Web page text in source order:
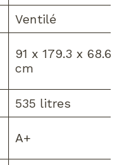
Ventilé
91 x 179.3 x 68.6
cm
535 litres
A+